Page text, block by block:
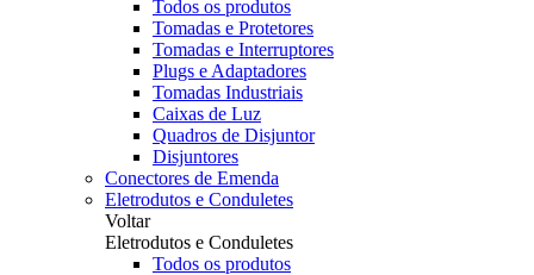
Todos os produtos
Tomadas e Protetores
Tomadas e Interruptores
Plugs e Adaptadores
Tomadas Industriais
Caixas de Luz
Quadros de Disjuntor
Disjuntores
Conectores de Emenda
Eletrodutos e Conduletes
Voltar
Eletrodutos e Conduletes
Todos os produtos